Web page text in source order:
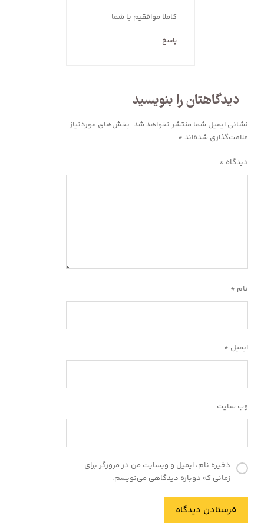
کاملا موافقیم با شما
پاسخ
دیدگاهتان را بنویسید
نشانی ایمیل شما منتشر نخواهد شد. بخش‌های موردنیاز
علامت‌گذاری شده‌اند *
دیدگاه *
نام *
ایمیل *
وب‌ سایت
ذخیره نام، ایمیل و وبسایت من در مرورگر برای
زمانی که دوباره دیدگاهی می‌نویسم.
فرستادن دیدگاه